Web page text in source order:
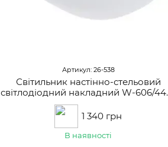
Артикул: 26-538
Світильник настінно-стельовий
світлодіодний накладний W-606/
WW+CW+NW
1 340 грн
В наявності